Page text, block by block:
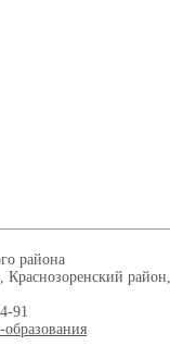
района
Краснозоренский
91